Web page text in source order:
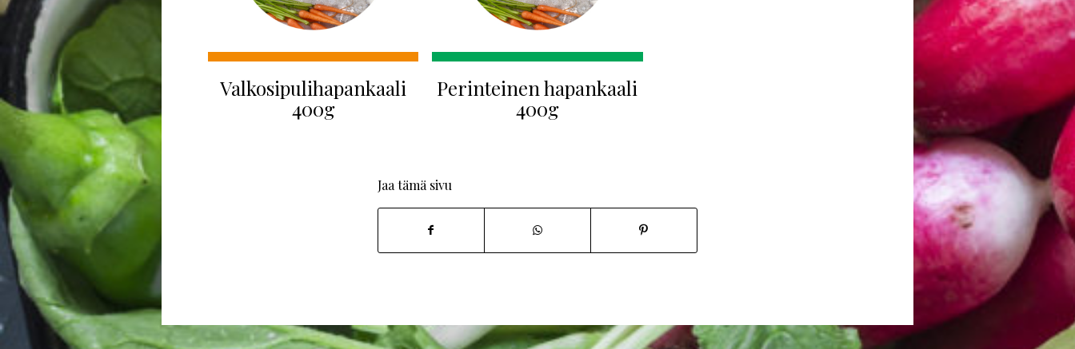
Valkosipulihapankaali
400g
Perinteinen hapankaali
400g
Jaa tämä sivu